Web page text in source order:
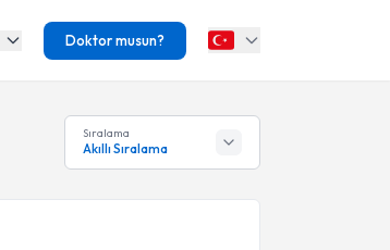
Doktor musun?
Sıralama
Akıllı Sıralama